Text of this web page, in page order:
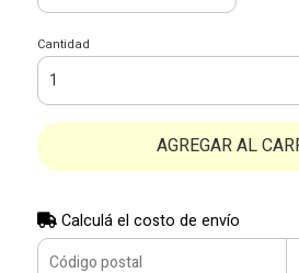
Cantidad
AGREGAR AL
Calculá el costo de envío